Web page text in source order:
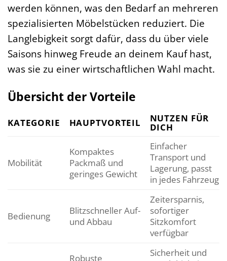
werden können, was den Bedarf an mehreren
spezialisierten Möbelstücken reduziert. Die
Langlebigkeit sorgt dafür, dass du über viele
Saisons hinweg Freude an deinem Kauf hast,
was sie zu einer wirtschaftlichen Wahl macht.
Übersicht der Vorteile
KATEGORIE HAUPTVORTEIL NUTZEN FÜR
DICH
Mobilität
Kompaktes
Packmaß und
geringes Gewicht
Einfacher
Transport und
Lagerung, passt
in jedes Fahrzeug
Bedienung
Blitzschneller Auf-
und Abbau
Zeitersparnis,
sofortiger
Sitzkomfort
verfügbar
Robuste
Sicherheit und